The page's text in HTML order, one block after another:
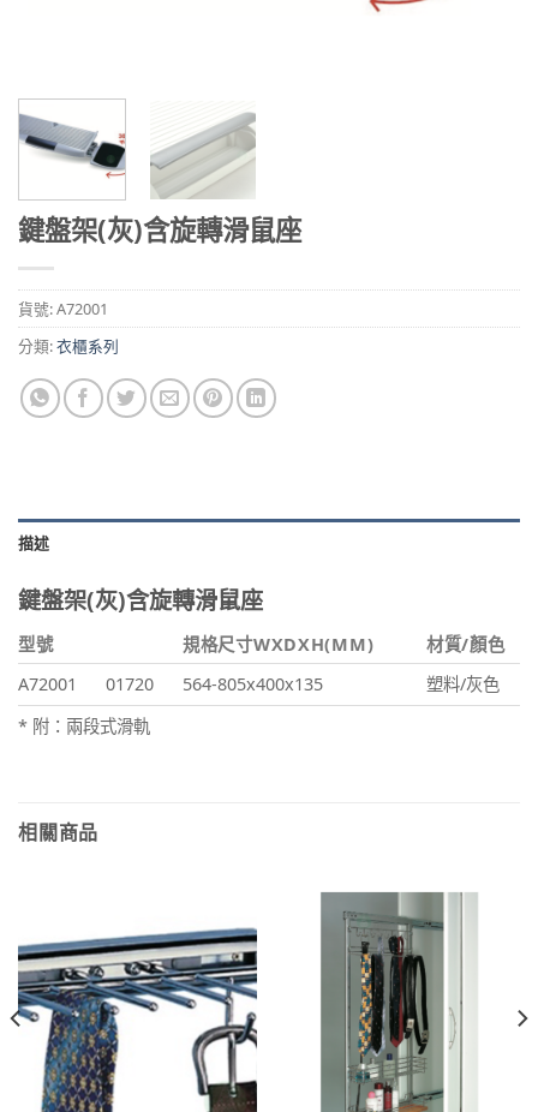
鍵盤架(灰)含旋轉滑鼠座
貨號:A72001
分類:衣櫃系列
描述
鍵盤架(灰)含旋轉滑鼠座
型號 規格尺寸WXDXH(MM)
材質/顏色
A72001
01720 564-805x400x135
塑料/灰色
* 附：兩段式滑軌
相關商品